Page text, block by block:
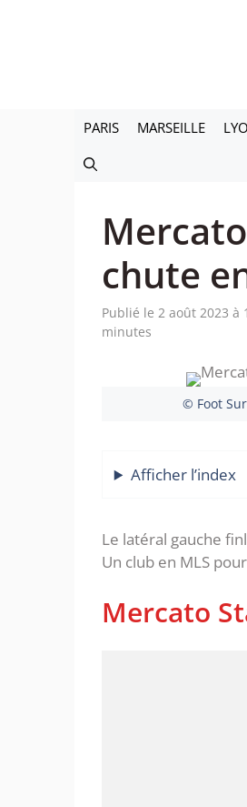
PARIS MARSEILLE
chute
Publié le 2 août 2023 à
minutes
© Foot
Afficher l’index
Le latéral gauche
Un club en MLS
Mercato